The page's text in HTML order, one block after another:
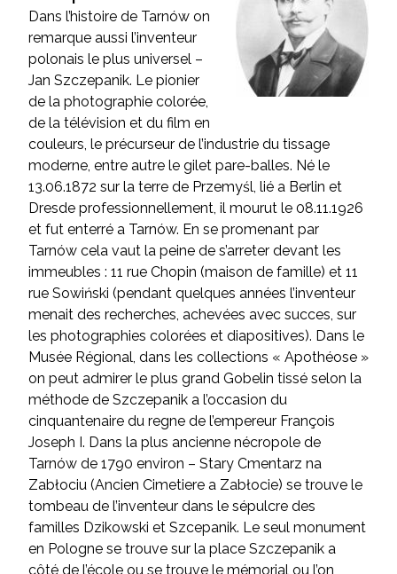
Dans l’histoire de Tarnów on
remarque aussi l’inventeur
polonais le plus universel –
Jan Szczepanik. Le pionier
de la photographie colorée,
de la télévision et du film en
couleurs, le précurseur de l’industrie du tissage
moderne, entre autre le gilet pare-balles. Né le
13.06.1872 sur la terre de Przemyśl, lié a Berlin et
Dresde professionnellement, il mourut le 08.11.1926
et fut enterré a Tarnów. En se promenant par
Tarnów cela vaut la peine de s’arreter devant les
immeubles : 11 rue Chopin (maison de famille) et 11
rue Sowiński (pendant quelques années l’inventeur
menait des recherches, achevées avec succes, sur
les photographies colorées et diapositives). Dans le
Musée Régional, dans les collections « Apothéose »
on peut admirer le plus grand Gobelin tissé selon la
méthode de Szczepanik a l’occasion du
cinquantenaire du regne de l’empereur François
Joseph I. Dans la plus ancienne nécropole de
Tarnów de 1790 environ – Stary Cmentarz na
Zabłociu (Ancien Cimetiere a Zabłocie) se trouve le
tombeau de l’inventeur dans le sépulcre des
familles Dzikowski et Szcepanik. Le seul monument
en Pologne se trouve sur la place Szczepanik a
côté de l’école ou se trouve le mémorial ou l’on